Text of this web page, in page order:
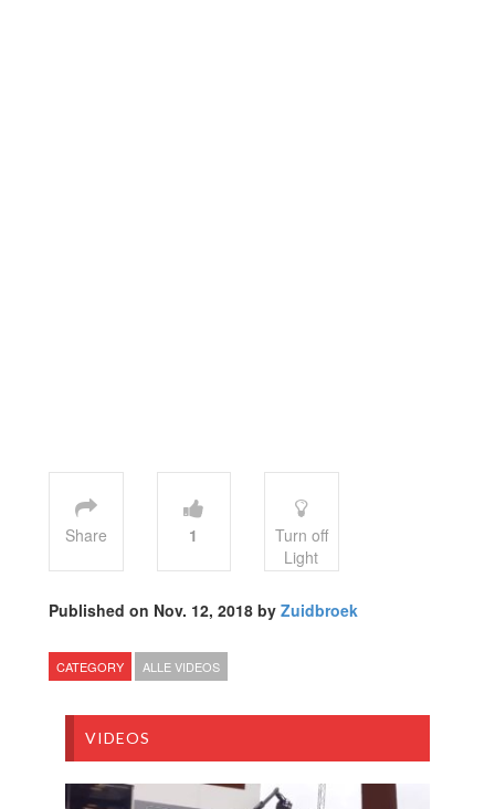
Share 1
Turn off
Light
Published on Nov. 12, 2018 by Zuidbroek
CATEGORY ALLE VIDEOS
VIDEOS